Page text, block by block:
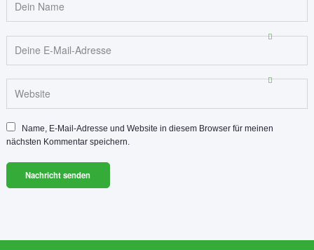
Name, E-Mail-Adresse und Website in diesem Browser für meinen
nächsten Kommentar speichern.